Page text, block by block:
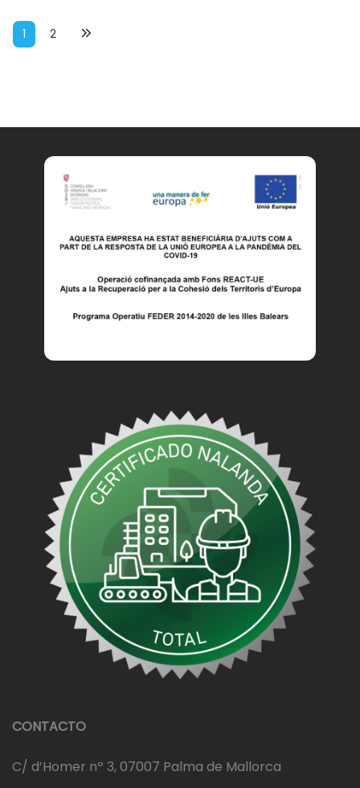
Paginación
de
Página
1 Página
2
CONTACTO
C/ d’Homer nº 3, 07007 Palma de Mallorca